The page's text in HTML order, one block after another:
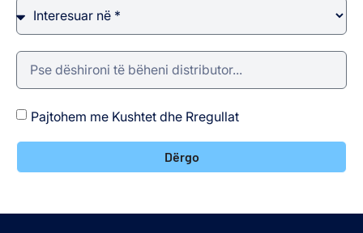
Pajtohem me Kushtet dhe Rregullat
Dërgo